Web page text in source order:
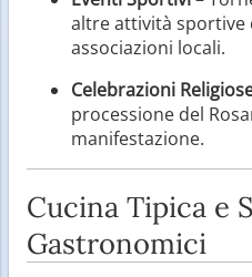
altre attività sportive
associazioni locali.
Celebrazioni
processione del
manifestazione.
Cucina Tipica e
Gastronomici